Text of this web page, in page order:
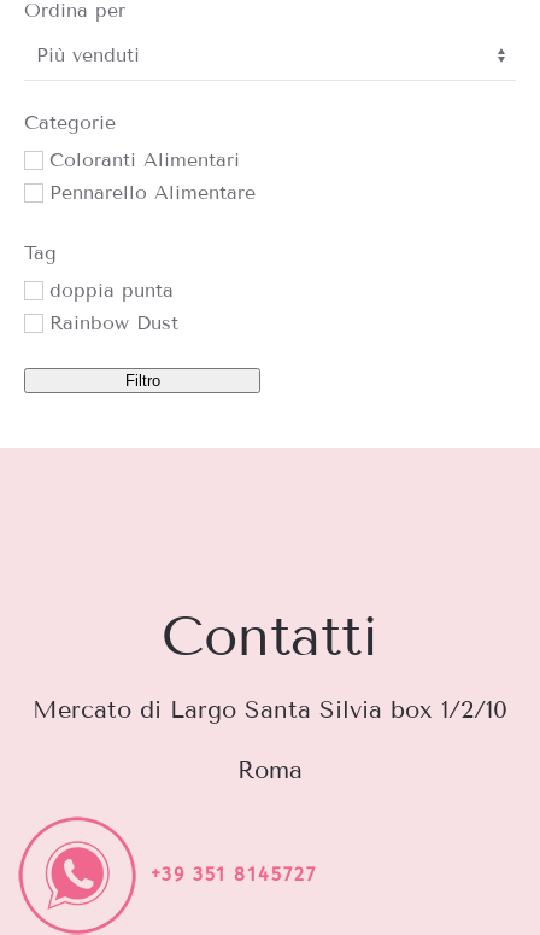
Ordina per
Sort Products
Categorie
Coloranti Alimentari
Pennarello Alimentare
Tag
doppia punta
Rainbow Dust
Filtro
Contatti
Mercato di Largo Santa Silvia box 1/2/10
Roma
+39 351 8145727